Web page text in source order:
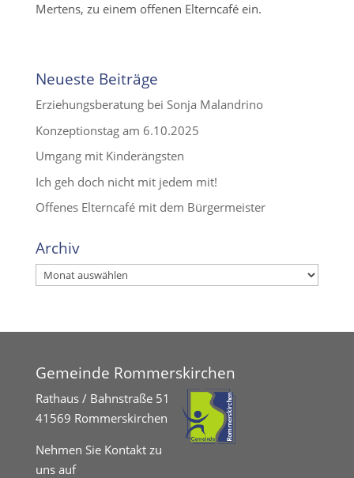
Mertens, zu einem offenen Elterncafé ein.
Neueste Beiträge
Erziehungsberatung bei Sonja Malandrino
Konzeptionstag am 6.10.2025
Umgang mit Kinderängsten
Ich geh doch nicht mit jedem mit!
Offenes Elterncafé mit dem Bürgermeister
Archiv
Archiv
Gemeinde Rommerskirchen
Rathaus / Bahnstraße 51
41569 Rommerskirchen
Nehmen Sie Kontakt zu
uns auf